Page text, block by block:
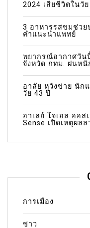
2024 เสียชีวิตในวัย
3 อาหารรสขมช่วย
คำแนะนำแพทย์
พยากรณ์อากาศวัน
จังหวัด กทม. ฝนหนั
อาลัย หวังข่าย นัก
วัย 43 ปี
ฮาเลย์ โจเอล ออส
Sense เปิดเหตุผล
การเมือง
ข่าว